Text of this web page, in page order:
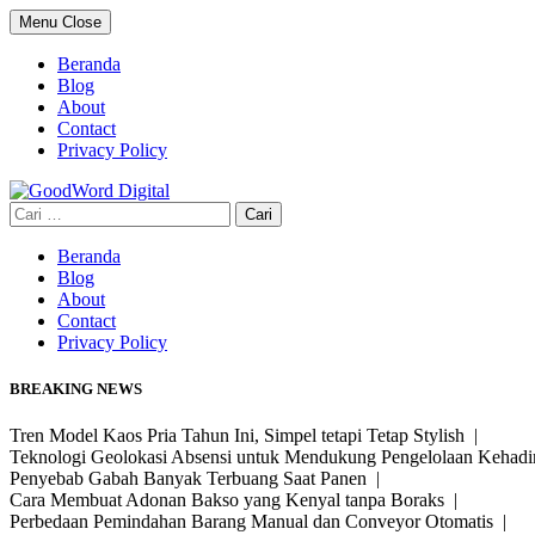
Skip
to
content
Menu Close
Beranda
Blog
About
Contact
Privacy Policy
Cari
untuk:
Beranda
Blog
About
Contact
Privacy Policy
BREAKING NEWS
Tren Model Kaos Pria Tahun Ini, Simpel tetapi Tetap Stylish |
Teknologi Geolokasi Absensi untuk Mendukung Pengelolaan
Penyebab Gabah Banyak Terbuang Saat Panen |
Cara Membuat Adonan Bakso yang Kenyal tanpa Boraks |
Perbedaan Pemindahan Barang Manual dan Conveyor Otomatis |